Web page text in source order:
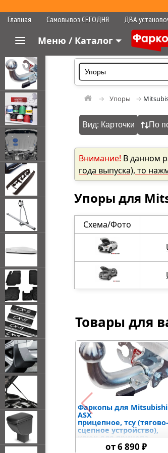
Главная Самовывоз СЕГОДНЯ ДВА
Меню / Каталог
Упоры
Вид: Карточки По
Внимание! В данном
года выпуска), то
Упоры для
Схема/Фото
Товары для
Фаркопы для Mitsubishi
ASX
прицепное, тсу (тягово-
сцепное устройство),
крюк для прицепа
от 6 890 ₽